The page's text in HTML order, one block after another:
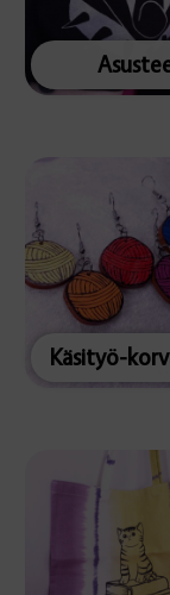
Käsityö-